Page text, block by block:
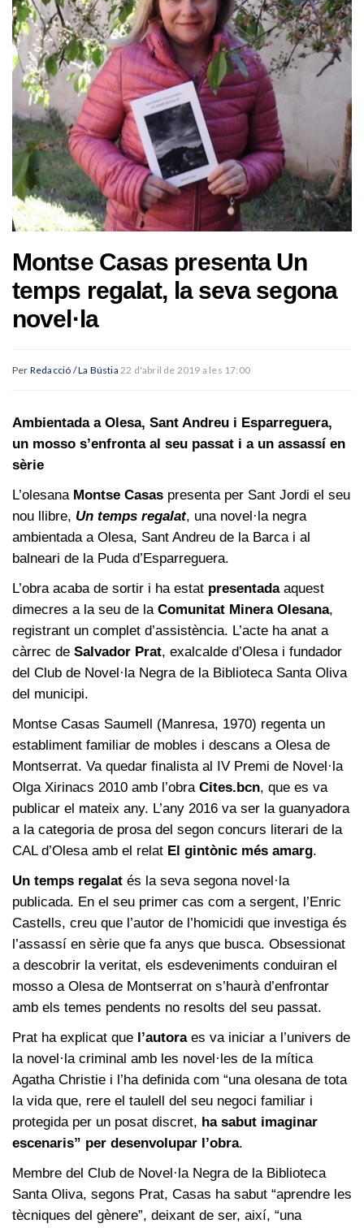
Montse Casas presenta Un
temps regalat, la seva segona
novel·la
Per Redacció / La Bústia 22 d'abril de 2019 a les 17:00
Ambientada a Olesa, Sant Andreu i Esparreguera,
un mosso s’enfronta al seu passat i a un assassí en
sèrie
L’olesana Montse Casas presenta per Sant Jordi el seu
nou llibre, Un temps regalat, una novel·la negra
ambientada a Olesa, Sant Andreu de la Barca i al
balneari de la Puda d’Esparreguera.
L’obra acaba de sortir i ha estat presentadaaquest
dimecres a la seu de la Comunitat Minera Olesana,
registrant un complet d’assistència. L’acte ha anat a
càrrec de Salvador Prat, exalcalde d’Olesa i fundador
del Club de Novel·la Negra de la Biblioteca Santa Oliva
del municipi.
Montse Casas Saumell (Manresa, 1970) regenta un
establiment familiar de mobles i descans a Olesa de
Montserrat. Va quedar finalista al IV Premi de Novel·la
Olga Xirinacs 2010 amb l’obra Cites.bcn, que es va
publicar el mateix any. L’any 2016 va ser la guanyadora
a la categoria de prosa del segon concurs literari de la
CAL d’Olesa amb el relat El gintònic més amarg.
Un temps regalat és la seva segona novel·la
publicada. En el seu primer cas com a sergent, l’Enric
Castells, creu que l’autor de l’homicidi que investiga és
l’assassí en sèrie que fa anys que busca. Obsessionat
a descobrir la veritat, els esdeveniments conduiran el
mosso a Olesa de Montserrat on s’haurà d’enfrontar
amb els temes pendents no resolts del seu passat.
Prat ha explicat que l’autoraes va iniciar a l’univers de
la novel·la criminal amb les novel·les de la mítica
Agatha Christie i l’ha definida com “una olesana de tota
la vida que, rere el taulell del seu negoci familiar i
protegida per un posat discret, ha sabut imaginar
escenaris” per desenvolupar l’obra.
Membre del Club de Novel·la Negra de la Biblioteca
Santa Oliva, segons Prat, Casas ha sabut “aprendre les
tècniques del gènere”, deixant de ser, així, “una